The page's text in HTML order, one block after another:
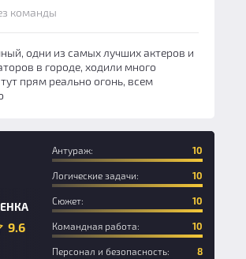
команды
одни из самых лучших актеров и
в городе, ходили много
прям реально огонь, всем
9.6
Антураж: 10
Логические задачи: 10
Сюжет: 10
Командная работа: 10
Персонал и безопасность: 8